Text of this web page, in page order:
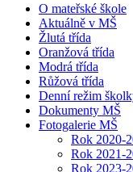
O mateřské škole
Aktuálně v MŠ
Žlutá třída
Oranžová třída
Modrá třída
Růžová třída
Denní režim
Dokumenty MŠ
Fotogalerie MŠ
Rok 2020-
Rok 2021-
Rok 2023-